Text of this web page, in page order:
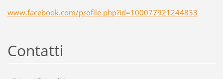
www.facebook.com/profile.php?id=100077921244833
Contatti